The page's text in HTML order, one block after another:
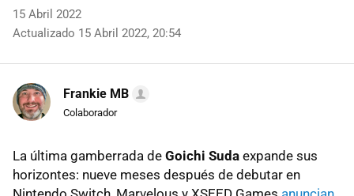
15 Abril 2022
Actualizado 15 Abril 2022, 20:54
Frankie MB
Colaborador
La última gamberrada de Goichi Suda expande sus
horizontes: nueve meses después de debutar en